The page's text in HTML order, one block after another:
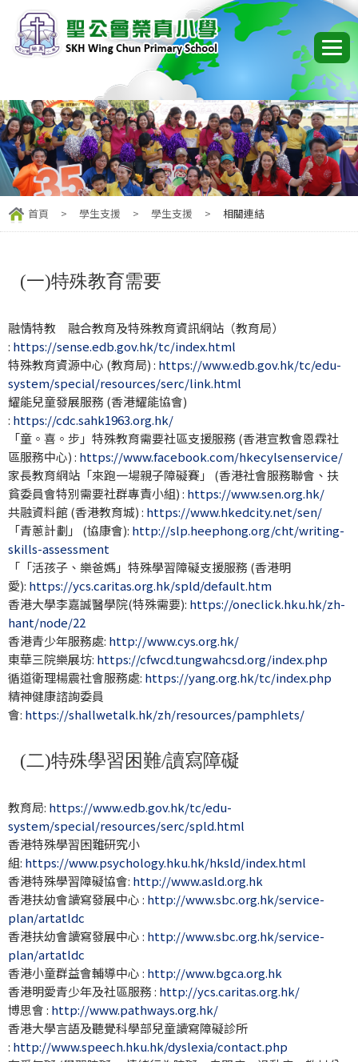
首頁 > 學生支援 > 學生支援 > 相關連結
(一)特殊教育需要
融情特教 融合教育及特殊教育資訊網站（教育局）
: https://sense.edb.gov.hk/tc/index.html
特殊教育資源中心 (教育局) : https://www.edb.gov.hk/tc/edu-
system/special/resources/serc/link.html
耀能兒童發展服務 (香港耀能協會)
: https://cdc.sahk1963.org.hk/
「童。喜。步」特殊教育需要社區支援服務 (香港宣教會恩霖社
區服務中心) : https://www.facebook.com/hkecylsenservice/
家長教育網站「來跑一場親子障礙賽」 (香港社會服務聯會、扶
貧委員會特別需要社群專責小組) : https://www.sen.org.hk/
共融資料館 (香港教育城) : https://www.hkedcity.net/sen/
「青蔥計劃」 (協康會): http://slp.heephong.org/cht/writing-
skills-assessment
「「活孩子、樂爸媽」特殊學習障礙支援服務 (香港明
愛): https://ycs.caritas.org.hk/spld/default.htm
香港大學李嘉誠醫學院(特殊需要): https://oneclick.hku.hk/zh-
hant/node/22
香港青少年服務處: http://www.cys.org.hk/
東華三院樂展坊: https://cfwcd.tungwahcsd.org/index.php
循道衛理楊震社會服務處: https://yang.org.hk/tc/index.php
精神健康諮詢委員
會: https://shallwetalk.hk/zh/resources/pamphlets/
(二)特殊學習困難/讀寫障礙
教育局: https://www.edb.gov.hk/tc/edu-
system/special/resources/serc/spld.html
香港特殊學習困難研究小
組: https://www.psychology.hku.hk/hksld/index.html
香港特殊學習障礙協會: http://www.asld.org.hk
香港扶幼會讀寫發展中心 : http://www.sbc.org.hk/service-
plan/artatldc
香港扶幼會讀寫發展中心 : http://www.sbc.org.hk/service-
plan/artatldc
香港小童群益會輔導中心 : http://www.bgca.org.hk
香港明愛青少年及社區服務 : http://ycs.caritas.org.hk/
博思會 : http://www.pathways.org.hk/
香港大學言語及聽覺科學部兒童讀寫障礙診所
: http://www.speech.hku.hk/dyslexia/contact.php